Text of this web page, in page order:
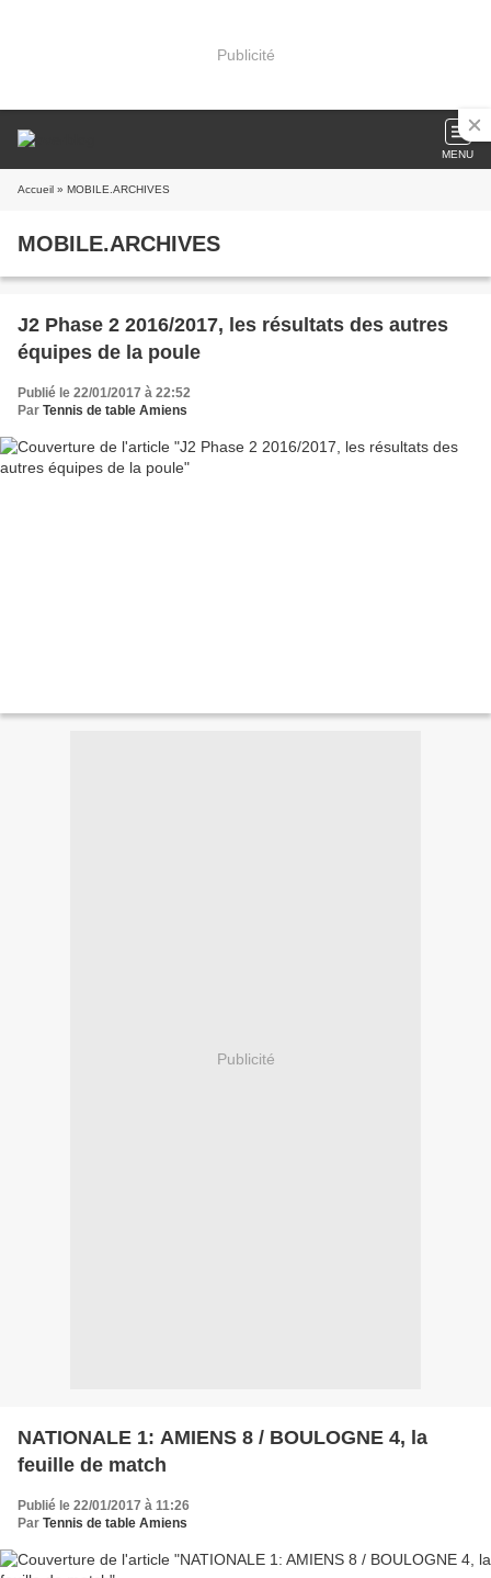
Publicité
MENU
Accueil » MOBILE.ARCHIVES
MOBILE.ARCHIVES
J2 Phase 2 2016/2017, les résultats des autres
équipes de la poule
Publié le 22/01/2017 à 22:52
Par Tennis de table Amiens
Publicité
NATIONALE 1: AMIENS 8 / BOULOGNE 4, la
feuille de match
Publié le 22/01/2017 à 11:26
Par Tennis de table Amiens